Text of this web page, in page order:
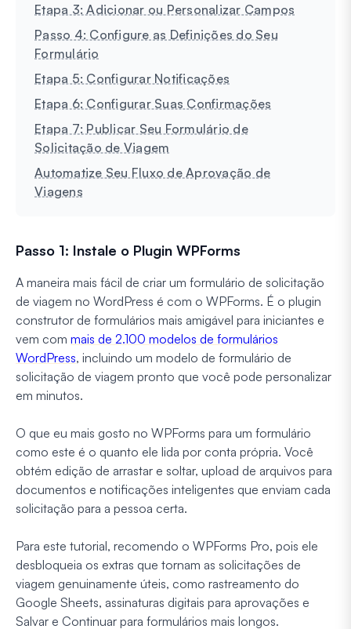
Etapa 3: Adicionar ou Personalizar Campos
Passo 4: Configure as Definições do Seu
Formulário
Etapa 5: Configurar Notificações
Etapa 6: Configurar Suas Confirmações
Etapa 7: Publicar Seu Formulário de
Solicitação de Viagem
Automatize Seu Fluxo de Aprovação de
Viagens
Passo 1: Instale o Plugin WPForms
A maneira mais fácil de criar um formulário de solicitação
de viagem no WordPress é com o WPForms. É o plugin
construtor de formulários mais amigável para iniciantes e
vem com mais de 2.100 modelos de formulários
WordPress, incluindo um modelo de formulário de
solicitação de viagem pronto que você pode personalizar
em minutos.
O que eu mais gosto no WPForms para um formulário
como este é o quanto ele lida por conta própria. Você
obtém edição de arrastar e soltar, upload de arquivos para
documentos e notificações inteligentes que enviam cada
solicitação para a pessoa certa.
Para este tutorial, recomendo o WPForms Pro, pois ele
desbloqueia os extras que tornam as solicitações de
viagem genuinamente úteis, como rastreamento do
Google Sheets, assinaturas digitais para aprovações e
Salvar e Continuar para formulários mais longos.